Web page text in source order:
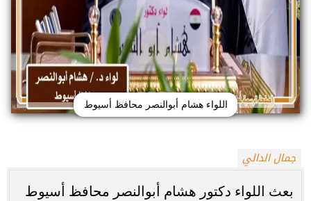
اللواء هشام أبوالنصر محافظ أسيوط
جمال الدالي
بعث اللواء دكتور هشام أبوالنصر محافظ أسيوط